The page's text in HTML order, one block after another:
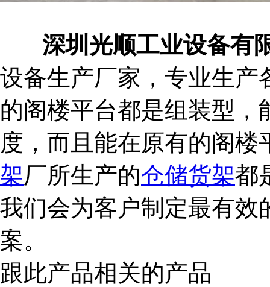
深圳光顺工业设备有
设备生产厂家，专业生产
的阁楼平台都是组装型
度，而且能在原有的阁
架厂所生产的仓储货架都
我们会为客户制定最有效
案。
跟此产品相关的产品